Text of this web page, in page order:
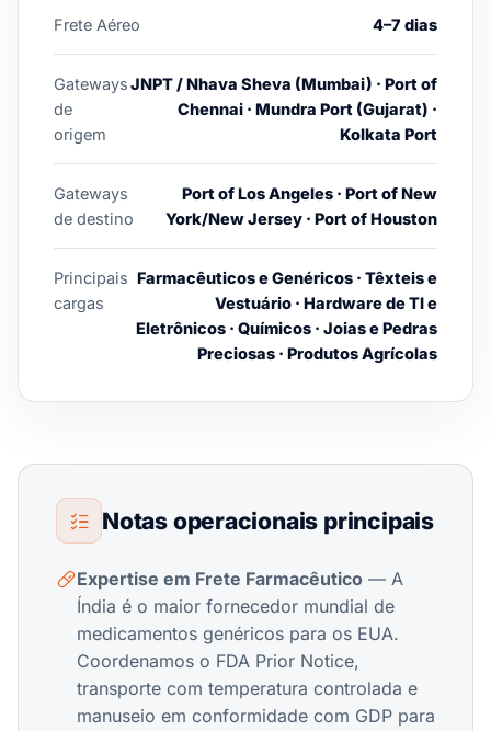
Frete Aéreo 4–7 dias
Gateways
de
origem
JNPT / Nhava Sheva (Mumbai) · Port of
Chennai · Mundra Port (Gujarat) ·
Kolkata Port
Gateways
de destino
Port of Los Angeles · Port of New
York/New Jersey · Port of Houston
Principais
cargas
Farmacêuticos e Genéricos · Têxteis e
Vestuário · Hardware de TI e
Eletrônicos · Químicos · Joias e Pedras
Preciosas · Produtos Agrícolas
Notas operacionais principais
Expertise em Frete Farmacêutico — A
Índia é o maior fornecedor mundial de
medicamentos genéricos para os EUA.
Coordenamos o FDA Prior Notice,
transporte com temperatura controlada e
manuseio em conformidade com GDP para